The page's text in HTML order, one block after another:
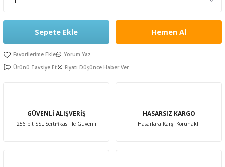
Ürünleri
Emzirme
Yağı
Sepete Ekle Hemen Al
Yorum Yaz
Ürünü Tavsiye Et
Fiyatı Düşünce Haber Ver
GÜVENLİ ALIŞVERİŞ
256 bit SSL Sertifikası ile Güvenli
HASARSIZ KARGO
Hasarlara Karşı Korunaklı